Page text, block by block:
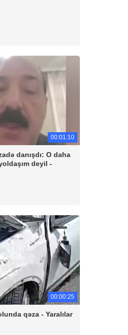
00:01:10
danışdı: O daha
deyil -
00:00:25
qəza - Yaralılar